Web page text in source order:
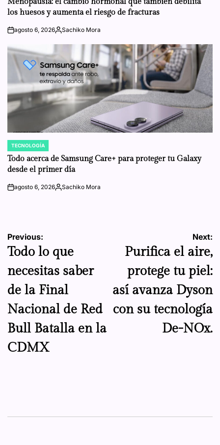
los huesos y aumenta el riesgo de fracturas
onagosto 6, 2026Posted
Sachiko Mora
POSTED
IN
TECNOLOGÍA
Todo acerca de Samsung Care+ para proteger tu Galaxy
desde el primer día
onagosto 6, 2026Posted
Sachiko Mora
Navegación
de
entradas
Previous:
Todo lo que
necesitas saber
de la Final
Nacional de Red
Bull Batalla en la
CDMX
Next:
Purifica el aire,
protege tu piel:
así avanza Dyson
con su tecnología
De-NOx.